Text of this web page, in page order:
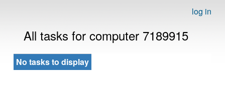
log in
All tasks for computer 7189915
No tasks to display